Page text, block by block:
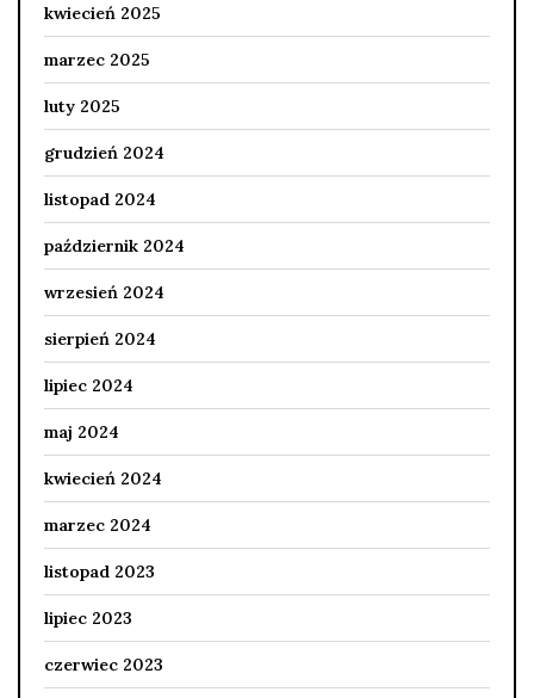
kwiecień 2025
marzec 2025
luty 2025
grudzień 2024
listopad 2024
październik 2024
wrzesień 2024
sierpień 2024
lipiec 2024
maj 2024
kwiecień 2024
marzec 2024
listopad 2023
lipiec 2023
czerwiec 2023